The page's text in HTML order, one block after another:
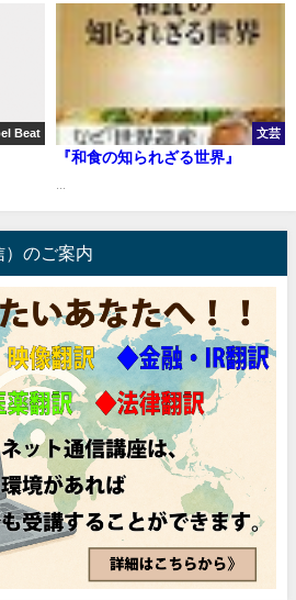
Beat 文芸
『和食の知られざる世界』
）のご案内